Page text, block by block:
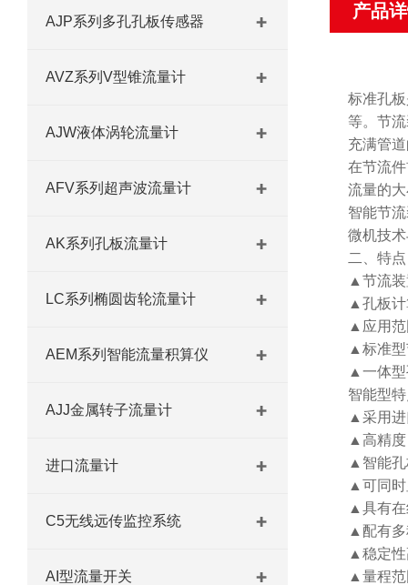
AJP系列多孔孔板传感器
AVZ系列V型锥流量计
AJW液体涡轮流量计
AFV系列超声波流量计
AK系列孔板流量计
LC系列椭圆齿轮流量计
AEM系列智能流量积算仪
AJJ金属转子流量计
进口流量计
C5无线远传监控系统
AI型流量开关
产品
标准孔
等。节
充满管
在节流
流量的
智能节
微机技
二、特点
▲节流装
▲孔板计
▲应用范
▲标准型
▲一体型
智能型
▲采用进
▲高精度
▲智能孔
▲可同时
▲具有在
▲配有多
▲稳定性
▲量程范